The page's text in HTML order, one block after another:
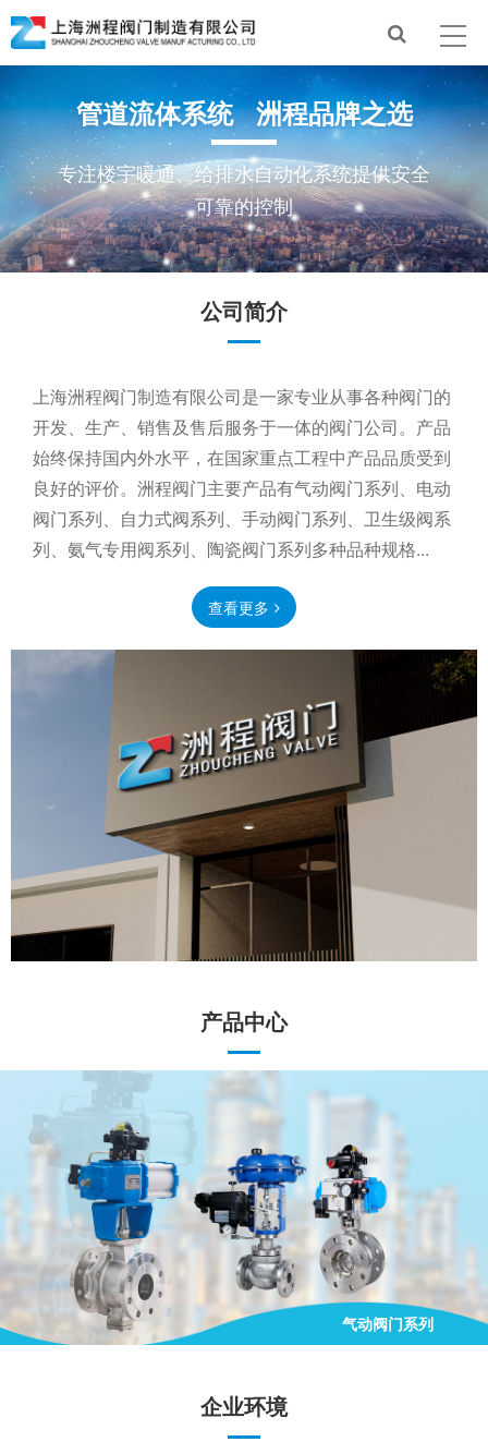
管道流体系统 洲程品牌之选
专注楼宇暖通、给排水自动化系统提供安全
可靠的控制
公司简介
上海洲程阀门制造有限公司是一家专业从事各种阀门的
开发、生产、销售及售后服务于一体的阀门公司。产品
始终保持国内外水平，在国家重点工程中产品品质受到
良好的评价。洲程阀门主要产品有气动阀门系列、电动
阀门系列、自力式阀系列、手动阀门系列、卫生级阀系
列、氨气专用阀系列、陶瓷阀门系列多种品种规格...
查看更多
产品中心
气动阀门系列
手动阀门系列
电动阀门系列
气动阀门系列
企业环境